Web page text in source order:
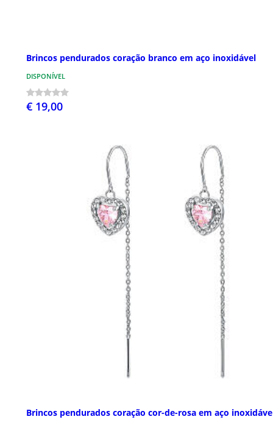
Brincos pendurados coração branco em aço inoxidável
DISPONÍVEL
€ 19,00
Brincos pendurados coração cor-de-rosa em aço